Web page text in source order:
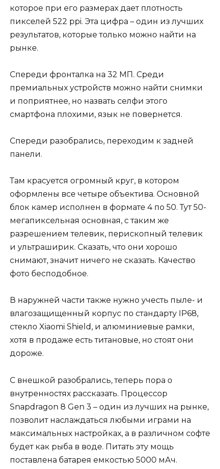
которое при его размерах дает плотность
пикселей 522 ppi. Эта цифра – один из лучших
результатов, которые только можно найти на
рынке.
Спереди фронталка на 32 МП. Среди
премиальных устройств можно найти снимки
и поприятнее, но назвать селфи этого
смартфона плохими, язык не повернется.
Спереди разобрались, переходим к задней
панели.
Там красуется огромный круг, в котором
оформлены все четыре объектива. Основной
блок камер исполнен в формате 4 по 50. Тут 50-
мегапиксельная основная, с таким же
разрешением телевик, перископный телевик
и ультраширик. Сказать, что они хорошо
снимают, значит ничего не сказать. Качество
фото бесподобное.
В наружней части также нужно учесть пыле- и
влагозащищенный корпус по стандарту IP68,
стекло Xiaomi Shield, и алюминиевые рамки,
хотя в продаже есть титановые, но стоят они
дороже.
С внешкой разобрались, теперь пора о
внутренностях рассказать. Процессор
Snapdragon 8 Gen 3 – один из лучших на рынке,
позволит наслаждаться любыми играми на
максимальных настройках, а в различном софте
будет как рыба в воде. Питать эту мощь
поставлена батарея емкостью 5000 мАч.